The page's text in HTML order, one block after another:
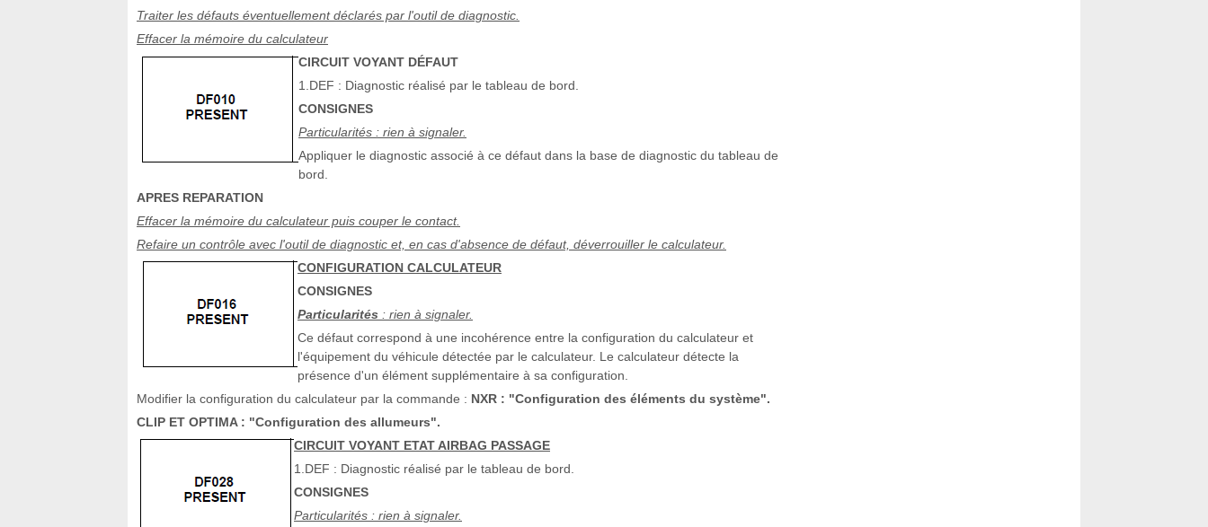
Traiter les défauts éventuellement déclarés par l'outil de diagnostic.
Effacer la mémoire du calculateur
CIRCUIT VOYANT DÉFAUT
1.DEF : Diagnostic réalisé par le tableau de bord.
CONSIGNES
Particularités : rien à signaler.
Appliquer le diagnostic associé à ce défaut dans la base de diagnostic du tableau de
bord.
APRES REPARATION
Effacer la mémoire du calculateur puis couper le contact.
Refaire un contrôle avec l'outil de diagnostic et, en cas d'absence de défaut, déverrouiller le calculateur.
CONFIGURATION CALCULATEUR
CONSIGNES
Particularités : rien à signaler.
Ce défaut correspond à une incohérence entre la configuration du calculateur et
l'équipement du véhicule détectée par le calculateur. Le calculateur détecte la
présence d'un élément supplémentaire à sa configuration.
Modifier la configuration du calculateur par la commande : NXR : "Configuration des éléments du système".
CLIP ET OPTIMA : "Configuration des allumeurs".
CIRCUIT VOYANT ETAT AIRBAG PASSAGE
1.DEF : Diagnostic réalisé par le tableau de bord.
CONSIGNES
Particularités : rien à signaler.